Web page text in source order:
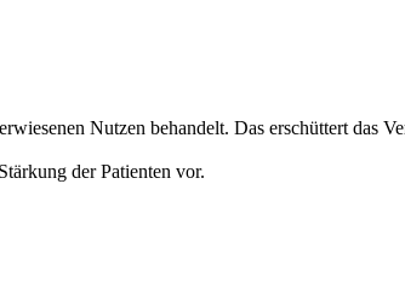
Nutzen behandelt. Das erschüttert das
der Patienten vor.